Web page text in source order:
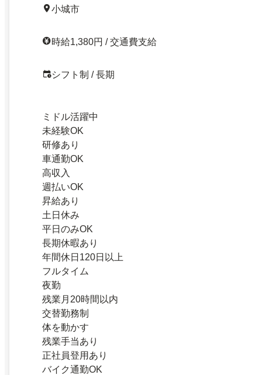
小城市
時給1,380円 / 交通費支給
シフト制 / 長期
ミドル活躍中
未経験OK
研修あり
車通勤OK
高収入
週払いOK
昇給あり
土日休み
平日のみOK
長期休暇あり
年間休日120日以上
フルタイム
夜勤
残業月20時間以内
交替勤務制
体を動かす
残業手当あり
正社員登用あり
バイク通勤OK